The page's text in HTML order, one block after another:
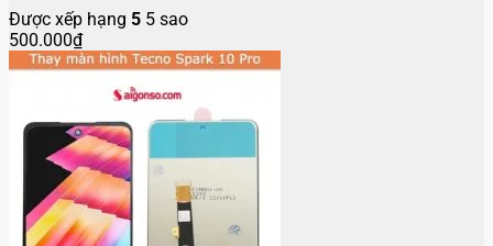
Được xếp hạng 5 5 sao
500.000₫